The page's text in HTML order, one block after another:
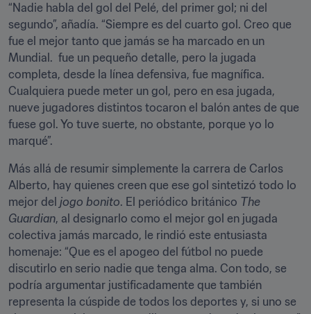
“Nadie habla del gol del Pelé, del primer gol; ni del
segundo”, añadía. “Siempre es del cuarto gol. Creo que
fue el mejor tanto que jamás se ha marcado en un
Mundial.  fue un pequeño detalle, pero la jugada
completa, desde la línea defensiva, fue magnífica.
Cualquiera puede meter un gol, pero en esa jugada,
nueve jugadores distintos tocaron el balón antes de que
fuese gol. Yo tuve suerte, no obstante, porque yo lo
marqué”.
Más allá de resumir simplemente la carrera de Carlos
Alberto, hay quienes creen que ese gol sintetizó todo lo
mejor del jogo bonito. El periódico británico The
Guardian, al designarlo como el mejor gol en jugada
colectiva jamás marcado, le rindió este entusiasta
homenaje: “Que es el apogeo del fútbol no puede
discutirlo en serio nadie que tenga alma. Con todo, se
podría argumentar justificadamente que también
representa la cúspide de todos los deportes y, si uno se